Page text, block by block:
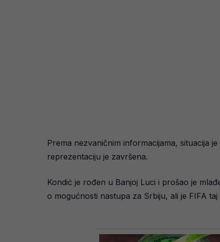
Prema nezvaničnim informacijama, situacija
reprezentaciju je završena.
Kondić je rođen u Banjoj Luci i prošao je
o mogućnosti nastupa za Srbiju, ali je FIFA